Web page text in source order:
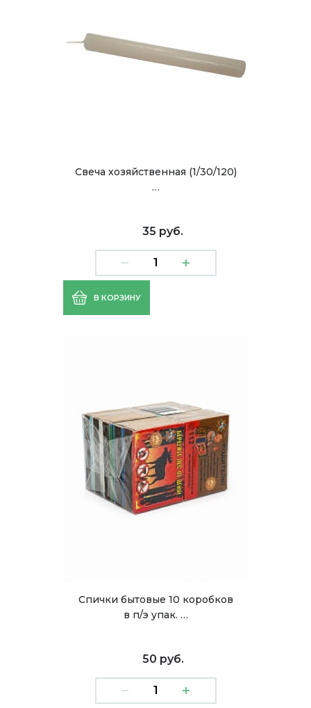
Свеча хозяйственная (1/30/120)
…
35 руб.
В КОРЗИНУ
Спички бытовые 10 коробков
в п/э упак. …
50 руб.